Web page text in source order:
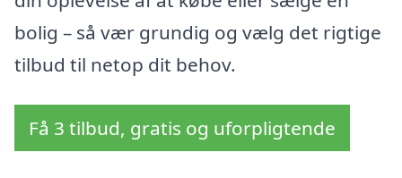
bolig – så vær grundig og vælg det rigtige
tilbud til netop dit behov.
Få 3 tilbud, gratis og uforpligtende